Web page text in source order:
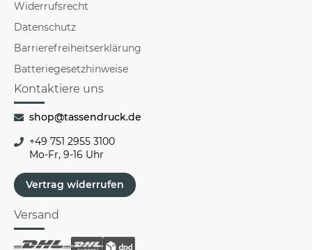
Widerrufsrecht
Datenschutz
Barrierefreiheitserklärung
Batteriegesetzhinweise
Kontaktiere uns
shop@tassendruck.de
+49 751 2955 3100
Mo-Fr, 9-16 Uhr
Vertrag widerrufen
Versand